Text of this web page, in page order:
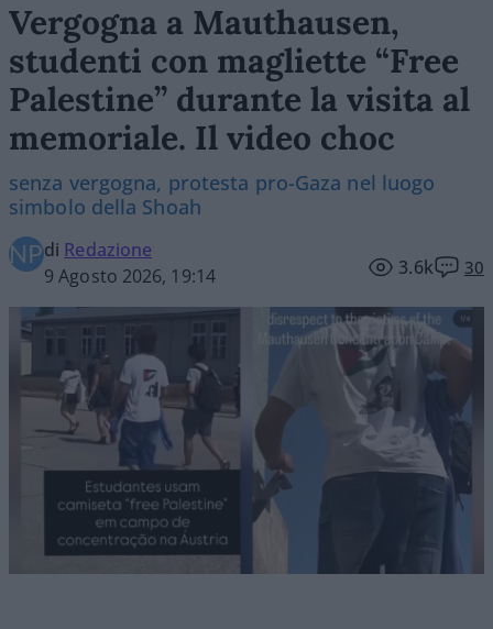
Vergogna a Mauthausen,
studenti con magliette “Free
Palestine” durante la visita al
memoriale. Il video choc
senza vergogna, protesta pro-Gaza nel luogo
simbolo della Shoah
di Redazione
9 Agosto 2026, 19:14
3.6k 30